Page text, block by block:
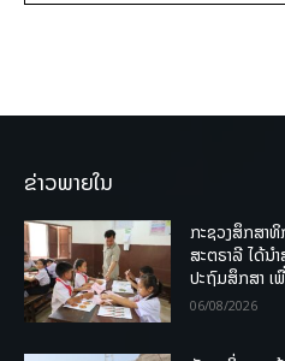
ຂ່າວພາຍໃນ
ກະຊວງສຶກສາ
ສະຕຣາລີ ໄດ້ນ
ປະຖົມສຶກສາ ເ
06/08/2026